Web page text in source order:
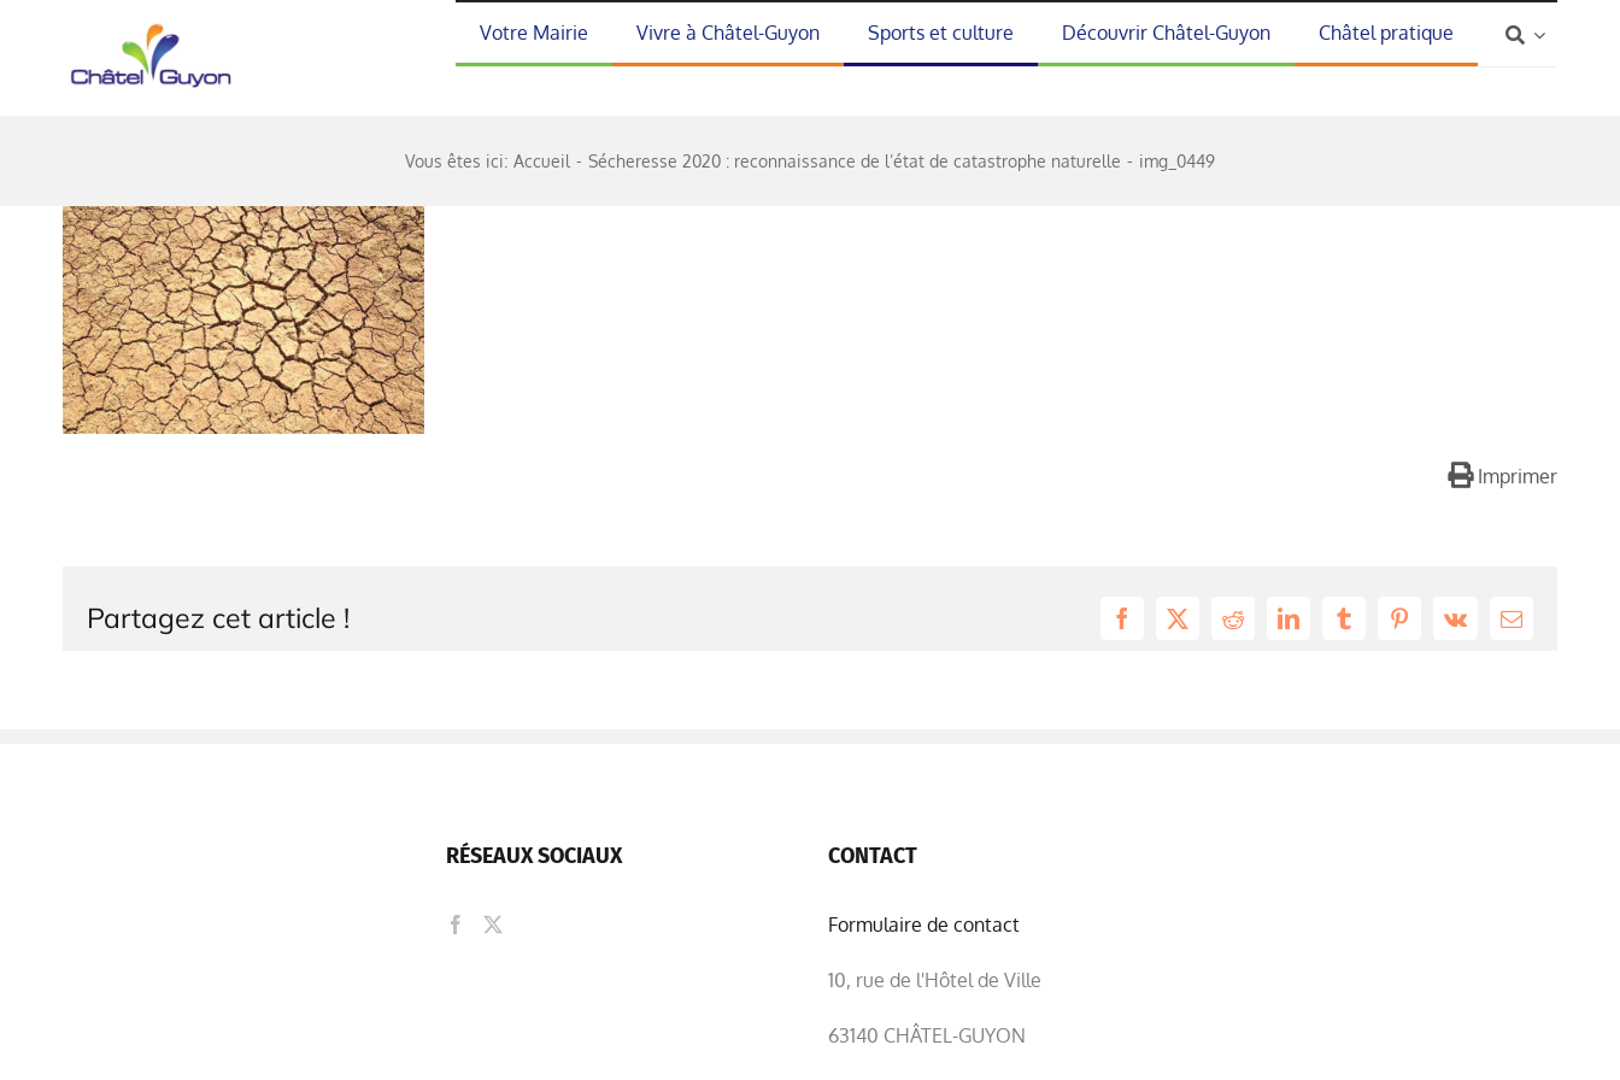
Votre Mairie Vivre à Châtel-Guyon Sports et culture Découvrir Châtel-Guyon Châtel pratique
Vous êtes ici: Accueil Sécheresse 2020 : reconnaissance de l’état de catastrophe naturelle img_0449
Imprimer
Partagez cet article ! Facebook
X RedditLinkedInTumblrPinterest
Vk Email
RÉSEAUX SOCIAUX CONTACT
Formulaire de contact
10, rue de l'Hôtel de Ville
63140 CHÂTEL-GUYON